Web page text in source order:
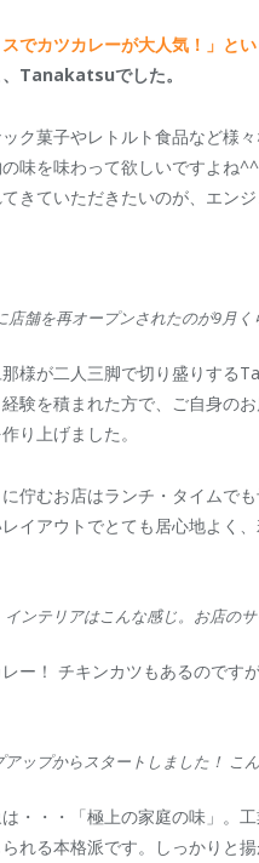
でカツカレーが大人気！」と
Tanakatsuでした。
ク菓子やレトルト食品など様
味を味わって欲しいですよね
きていただきたいのが、エン
店舗を再オープンされたのが9月
様が二人三脚で切り盛りする
験を積まれた方で、ご自身の
り上げました。
佇むお店はランチ・タイムで
イアウトでとても居心地よく
インテリアはこんな感じ。お店の
ー！ チキンカツもあるのです
アップからスタートしました！
・・・「極上の家庭の味」。
れる本格派です。しっかりと